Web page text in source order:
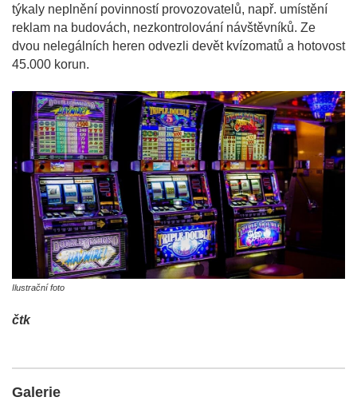
týkaly neplnění povinností provozovatelů, např. umístění
reklam na budovách, nezkontrolování návštěvníků. Ze
dvou nelegálních heren odvezli devět kvízomatů a hotovost
45.000 korun.
Ilustrační foto
čtk
Galerie